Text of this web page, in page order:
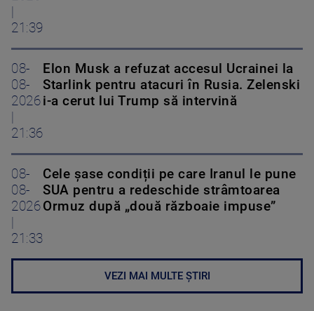
21:39
08-
08-
2026
21:36
Elon Musk a refuzat accesul Ucrainei la
Starlink pentru atacuri în Rusia. Zelenski
i-a cerut lui Trump să intervină
08-
08-
2026
21:33
Cele șase condiții pe care Iranul le pune
SUA pentru a redeschide strâmtoarea
Ormuz după „două războaie impuse”
VEZI MAI MULTE ȘTIRI